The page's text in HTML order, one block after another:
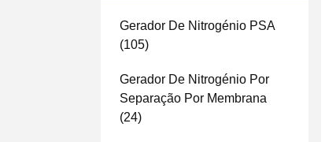
Gerador De Nitrogénio PSA
(105)
Gerador De Nitrogénio Por
Separação Por Membrana
(24)